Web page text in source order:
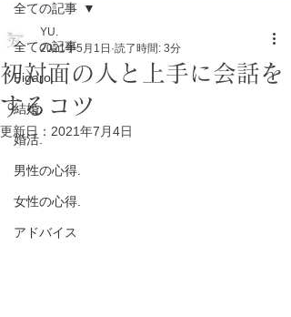
全ての記事
Figaro.
結婚.
婚活.
男性の心得.
女性の心得.
アドバイス
全ての記事
初対面の人と上手に会話を
するコツ
YU.
2021年5月1日 読了時間: 3分
更新日： 2021年7月4日